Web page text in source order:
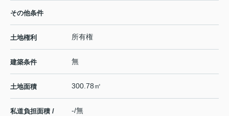
その他条件
土地権利 所有権
建築条件 無
土地面積 300.78㎡
私道負担面積 /
-/無